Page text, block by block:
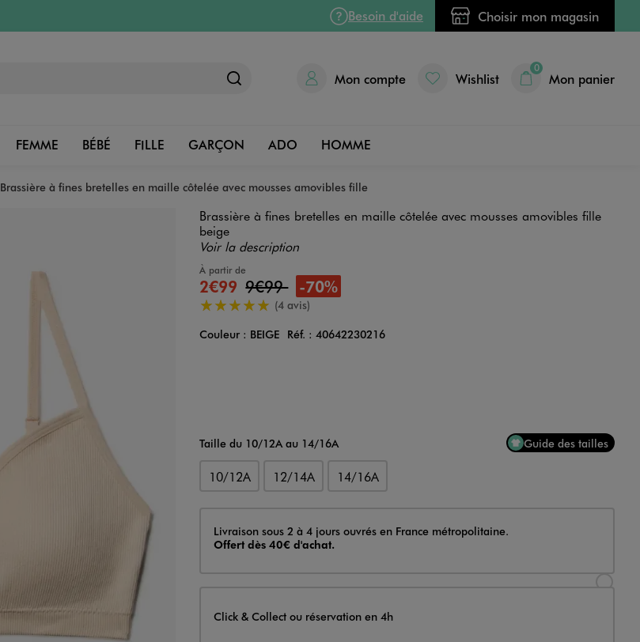
Besoin d'aide Choisir mon magasin
Mon compte Wishlist
0
Mon panier
FEMME BÉBÉ FILLE GARÇON ADO HOMME
Brassière à fines bretelles en maille côtelée avec mousses amovibles fille
Brassière à fines bretelles en maille côtelée avec mousses amovibles fille
beige
Voir la description
À partir de
2€99 9€99 -70%
5/5 de moyenne(4 avis)
Couleur
Couleur : BEIGE Réf. : 40642230216
Taille du 10/12A au 14/16A Guide des tailles
10/12A 12/14A 14/16A
Livraison
Livraison sous 2 à 4 jours ouvrés en France métropolitaine.
Offert dès 40€ d'achat.
Click & Collect ou réservation en 4h